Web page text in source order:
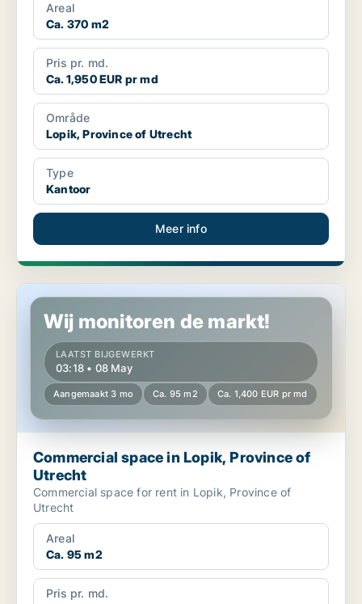
Areal
Ca. 370 m2
Pris pr. md.
Ca. 1,950 EUR pr md
Område
Lopik, Province of Utrecht
Type
Kantoor
Meer info
Commercial space in Lopik, Province of Utrecht
Wij monitoren de markt!
LAATST BIJGEWERKT
03:18 • 08 May
Aangemaakt 3 mo Ca. 95 m2 Ca. 1,400 EUR pr md
Commercial space in Lopik, Province of
Utrecht
Commercial space for rent in Lopik, Province of
Utrecht
Areal
Ca. 95 m2
Pris pr. md.